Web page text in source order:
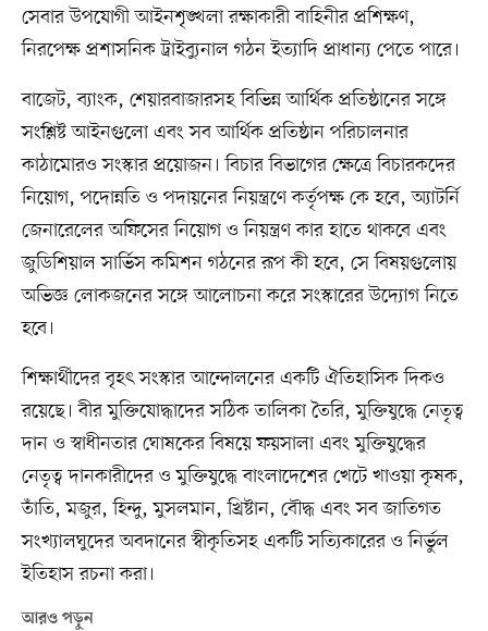
সেবার উপযোগী আইনশৃঙ্খলা রক্ষাকারী বাহিনীর প্রশিক্ষণ,
নিরপেক্ষ প্রশাসনিক ট্রাইব্যুনাল গঠন ইত্যাদি প্রাধান্য পেতে পারে।
বাজেট, ব্যাংক, শেয়ারবাজারসহ বিভিন্ন আর্থিক প্রতিষ্ঠানের সঙ্গে
সংশ্লিষ্ট আইনগুলো এবং সব আর্থিক প্রতিষ্ঠান পরিচালনার
কাঠামোরও সংস্কার প্রয়োজন। বিচার বিভাগের ক্ষেত্রে বিচারকদের
নিয়োগ, পদোন্নতি ও পদায়নের নিয়ন্ত্রণে কর্তৃপক্ষ কে হবে, অ্যাটর্নি
জেনারেলের অফিসের নিয়োগ ও নিয়ন্ত্রণ কার হাতে থাকবে এবং
জুডিশিয়াল সার্ভিস কমিশন গঠনের রূপ কী হবে, সে বিষয়গুলোয়
অভিজ্ঞ লোকজনের সঙ্গে আলোচনা করে সংস্কারের উদ্যোগ নিতে
হবে।
শিক্ষার্থীদের বৃহৎ সংস্কার আন্দোলনের একটি ঐতিহাসিক দিকও
রয়েছে। বীর মুক্তিযোদ্ধাদের সঠিক তালিকা তৈরি, মুক্তিযুদ্ধে নেতৃত্ব
দান ও স্বাধীনতার ঘোষকের বিষয়ে ফয়সালা এবং মুক্তিযুদ্ধের
নেতৃত্ব দানকারীদের ও মুক্তিযুদ্ধে বাংলাদেশের খেটে খাওয়া কৃষক,
তাঁতি, মজুর, হিন্দু, মুসলমান, খ্রিষ্টান, বৌদ্ধ এবং সব জাতিগত
সংখ্যালঘুদের অবদানের স্বীকৃতিসহ একটি সত্যিকারের ও নির্ভুল
ইতিহাস রচনা করা।
আরও পড়ুন